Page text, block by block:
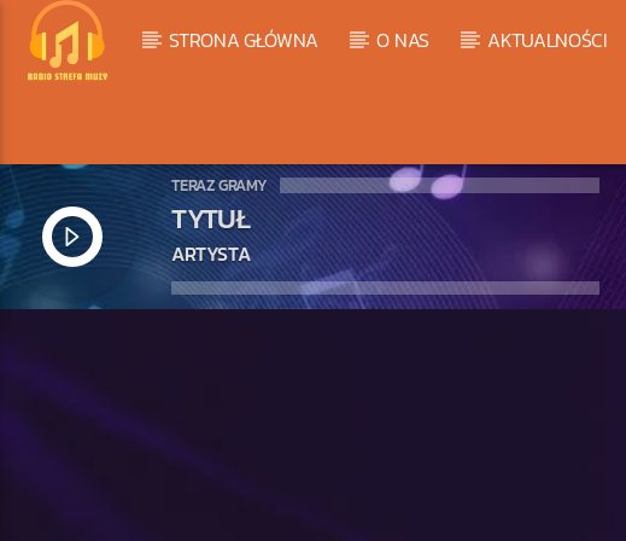
STRONA GŁÓWNA O NAS AKTUALNOŚCI
TERAZ GRAMY
TYTUŁ
ARTYSTA